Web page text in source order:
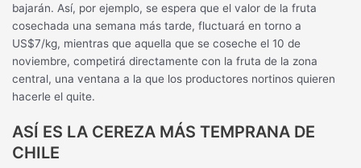
bajarán. Así, por ejemplo, se espera que el valor de la fruta
cosechada una semana más tarde, fluctuará en torno a
US$7/kg, mientras que aquella que se coseche el 10 de
noviembre, competirá directamente con la fruta de la zona
central, una ventana a la que los productores nortinos quieren
hacerle el quite.
ASÍ ES LA CEREZA MÁS TEMPRANA DE
CHILE